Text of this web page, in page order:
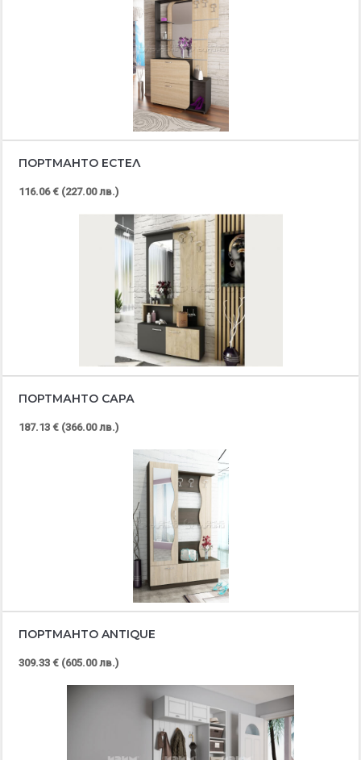
ПОРТМАНТО ЕСТЕЛ
116.06 € (227.00 лв.)
ПОРТМАНТО САРА
187.13 € (366.00 лв.)
ПОРТМАНТО ANTIQUE
309.33 € (605.00 лв.)